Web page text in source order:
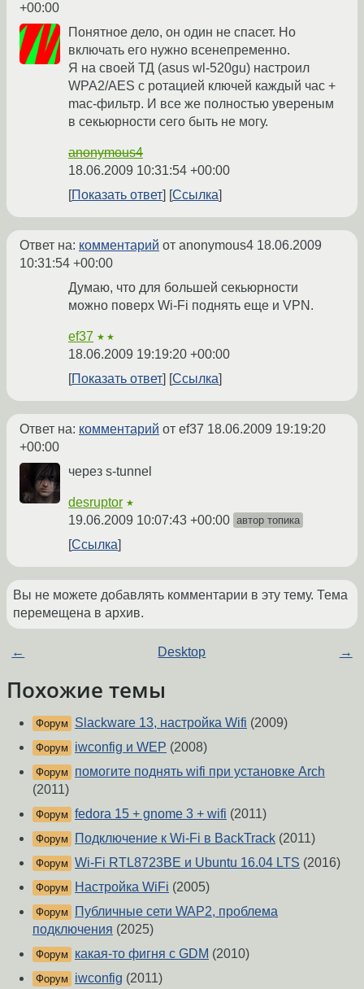
+00:00
Понятное дело, он один не спасет. Но
включать его нужно всенепременно.
Я на своей ТД (asus wl-520gu) настроил
WPA2/AES с ротацией ключей каждый час +
mac-фильтр. И все же полностью увереным
в секьюрности сего быть не могу.
anonymous4
18.06.2009 10:31:54 +00:00
Показать ответ
Ссылка
Ответ на: комментарий от anonymous4 18.06.2009
10:31:54 +00:00
Думаю, что для большей секьюрности
можно поверх Wi-Fi поднять еще и VPN.
ef37 ★★
18.06.2009 19:19:20 +00:00
Показать ответ
Ссылка
Ответ на: комментарий от ef37 18.06.2009 19:19:20
+00:00
через s-tunnel
desruptor ★
19.06.2009 10:07:43 +00:00 автор топика
Ссылка
Вы не можете добавлять комментарии в эту тему. Тема
перемещена в архив.
← Desktop →
Похожие темы
Форум Slackware 13, настройка Wifi (2009)
Форум iwconfig и WEP (2008)
Форум
помогите поднять wifi при установке Arch
(2011)
Форум fedora 15 + gnome 3 + wifi (2011)
Форум Подключение к Wi-Fi в BackTrack (2011)
Форум Wi-Fi RTL8723BE и Ubuntu 16.04 LTS (2016)
Форум Настройка WiFi (2005)
Форум
Публичные сети WAP2, проблема
подключения (2025)
Форум какая-то фигня с GDM (2010)
Форум iwconfig (2011)